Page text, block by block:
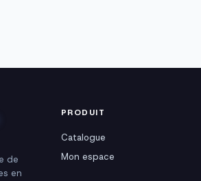
de
en
PRODUIT
Catalogue
Mon espace